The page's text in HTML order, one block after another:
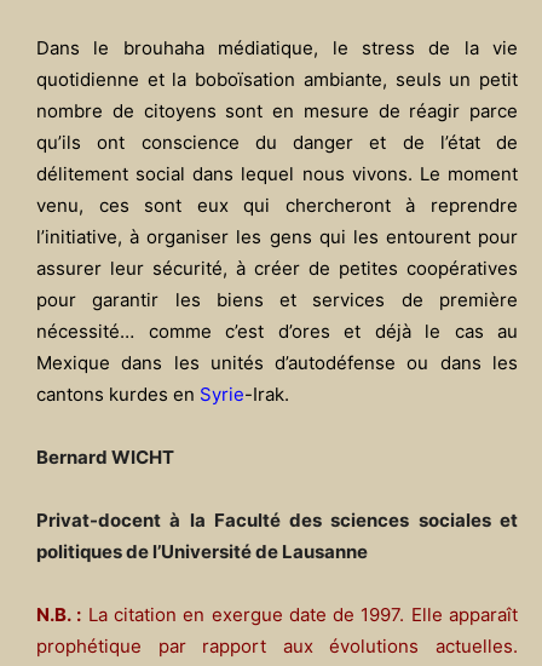
Dans le brouhaha médiatique, le stress de la vie
quotidienne et la boboïsation ambiante, seuls un petit
nombre de citoyens sont en mesure de réagir parce
qu’ils ont conscience du danger et de l’état de
délitement social dans lequel nous vivons. Le moment
venu, ces sont eux qui chercheront à reprendre
l’initiative, à organiser les gens qui les entourent pour
assurer leur sécurité, à créer de petites coopératives
pour garantir les biens et services de première
nécessité… comme c’est d’ores et déjà le cas au
Mexique dans les unités d’autodéfense ou dans les
cantons kurdes en Syrie-Irak.
Bernard WICHT
Privat-docent à la Faculté des sciences sociales et
politiques de l’Université de Lausanne
N.B. : La citation en exergue date de 1997. Elle apparaît
prophétique par rapport aux évolutions actuelles.